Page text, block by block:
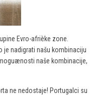
Evro-afrièke zone.
je nadigrati našu kombinaciju
naše kombinacije,
ne nedostaje! Portugalci su